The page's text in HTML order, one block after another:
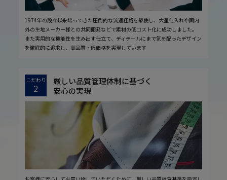
1974年の設立以来培ってきた圧倒的な流通経路を駆使し、大量仕入れや国内
外の生地メーカー様との共同開発などで素材の低コスト化に成功しました。
また実用的な機能性を生み出す仕立て、ディテールにまで気を配ったデザイン
を徹底的に追求し、高品質・低価格を実現しています
こだわり
2
厳しい品質管理体制に基づく
安心の実現